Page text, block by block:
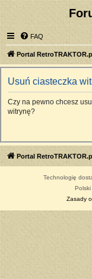
FAQ
Portal
Usuń ciasteczka
Czy na pewno chcesz
witrynę?
Portal
Technologię
Zasady